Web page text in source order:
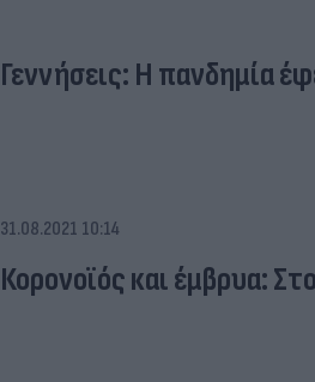
Γεννήσεις: Η πανδημία
31.08.2021 10:14
Κορονοϊός και έμβρυα: